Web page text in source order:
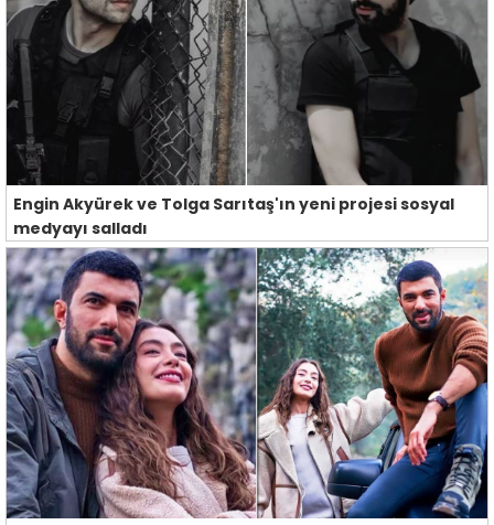
Engin Akyürek ve Tolga Sarıtaş'ın yeni projesi sosyal
medyayı salladı